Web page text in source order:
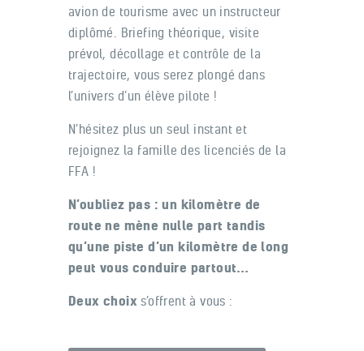
avion de tourisme avec un instructeur
diplômé. Briefing théorique, visite
prévol, décollage et contrôle de la
trajectoire, vous serez plongé dans
l’univers d’un élève pilote !
N’hésitez plus un seul instant et
rejoignez la famille des licenciés de la
FFA !
N’oubliez pas : un kilomètre de
route ne mène nulle part tandis
qu’une piste d’un kilomètre de long
peut vous conduire partout…
Deux choix s’offrent à vous :